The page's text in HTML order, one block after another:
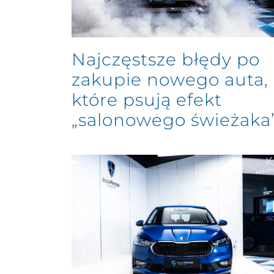
Najczęstsze błędy po
zakupie nowego auta,
które psują efekt
„salonowego